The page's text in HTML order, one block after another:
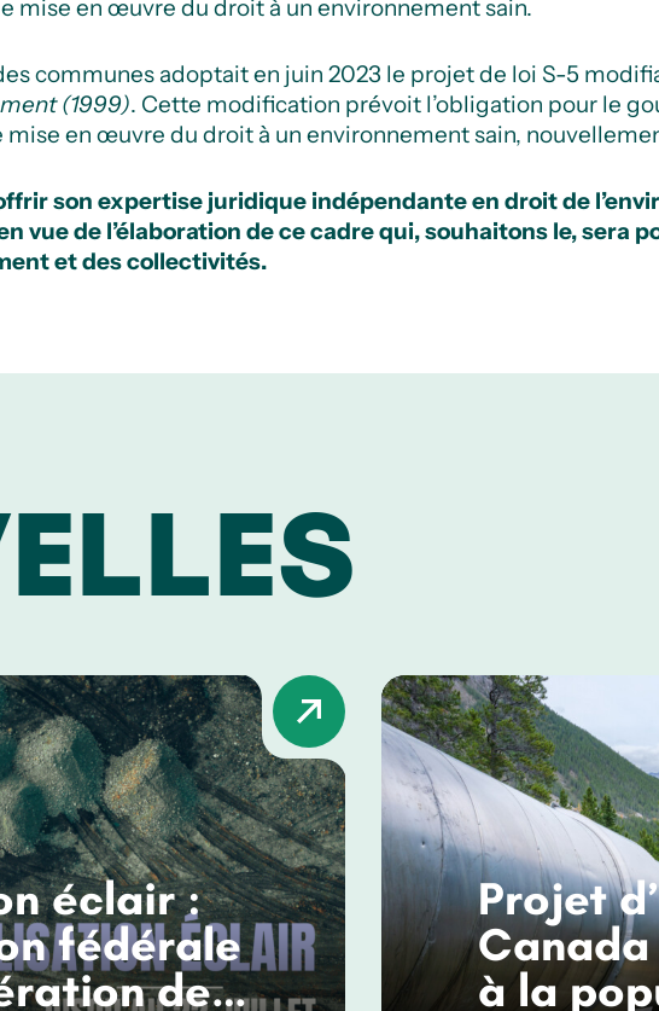
mise en œuvre du droit à un environnement sain.
communes adoptait en juin 2023 le projet de loi S-5
(1999). Cette modification prévoit l’obligation pour le
en œuvre du droit à un environnement sain,
son expertise juridique indépendante en droit de
vue de l’élaboration de ce cadre qui, souhaitons le, sera
et des collectivités.
éclair :
fédérale
des
Projet
à la